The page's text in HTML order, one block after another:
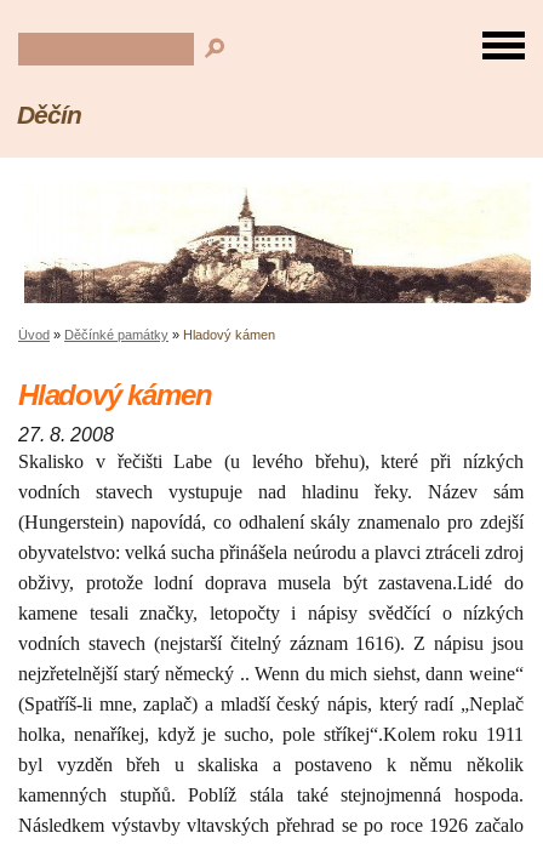
Děčín
Úvod » Děčínké památky » Hladový kámen
Hladový kámen
27. 8. 2008
Skalisko v řečišti Labe (u levého břehu), které při nízkých
vodních stavech vystupuje nad hladinu řeky. Název sám
(Hungerstein) napovídá, co odhalení skály znamenalo pro zdejší
obyvatelstvo: velká sucha přinášela neúrodu a plavci ztráceli zdroj
obživy, protože lodní doprava musela být zastavena.Lidé do
kamene tesali značky, letopočty i nápisy svědčící o nízkých
vodních stavech (nejstarší čitelný záznam 1616). Z nápisu jsou
nejzřetelnější starý německý .. Wenn du mich siehst, dann weine“
(Spatříš-li mne, zaplač) a mladší český nápis, který radí „Neplač
holka, nenaříkej, když je sucho, pole stříkej“.Kolem roku 1911
byl vyzděn břeh u skaliska a postaveno k němu několik
kamenných stupňů. Poblíž stála také stejnojmenná hospoda.
Následkem výstavby vltavských přehrad se po roce 1926 začalo